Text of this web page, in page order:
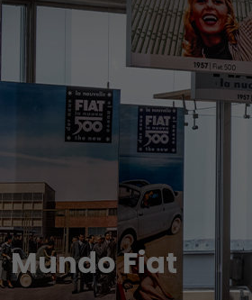
Mundo Fiat